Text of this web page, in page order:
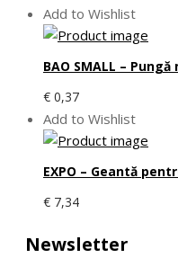
Add to Wishlist
BAO SMALL –
€ 0,37
Add to Wishlist
EXPO – Geantă
€ 7,34
Newsletter